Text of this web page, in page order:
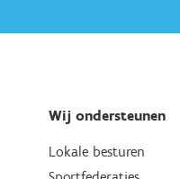
Wij ondersteunen
Lokale besturen